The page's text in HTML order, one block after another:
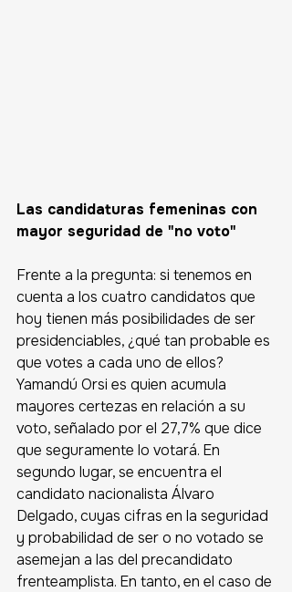
Las candidaturas femeninas con
mayor seguridad de "no voto"
Frente a la pregunta: si tenemos en
cuenta a los cuatro candidatos que
hoy tienen más posibilidades de ser
presidenciables, ¿qué tan probable es
que votes a cada uno de ellos?
Yamandú Orsi es quien acumula
mayores certezas en relación a su
voto, señalado por el 27,7% que dice
que seguramente lo votará. En
segundo lugar, se encuentra el
candidato nacionalista Álvaro
Delgado, cuyas cifras en la seguridad
y probabilidad de ser o no votado se
asemejan a las del precandidato
frenteamplista. En tanto, en el caso de